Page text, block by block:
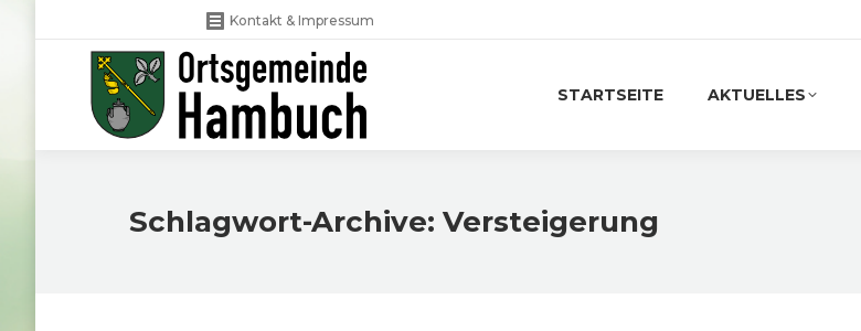
Kontakt & Impressum
STARTSEITE AKTUELLES
Schlagwort-Archive: Versteigerung